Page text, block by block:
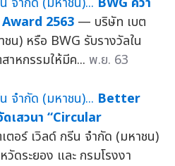
2563 — บริษัท เบต
น) หรือ BWG รับรางวัลใน
าหกรรมให้มีค... พ.ย. 63
Better
เสวนา “Circular
อร์ เวิลด์ กรีน จำกัด (มหาชน)
ดระยอง และ กรมโรงงา